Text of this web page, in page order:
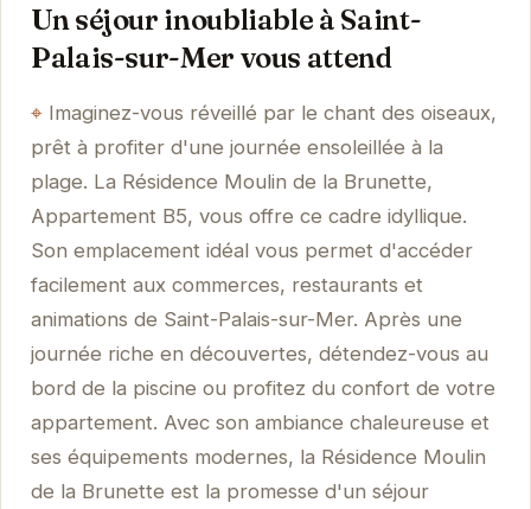
Un séjour inoubliable à Saint-
Palais-sur-Mer vous attend
Imaginez-vous réveillé par le chant des oiseaux,
prêt à profiter d'une journée ensoleillée à la
plage. La Résidence Moulin de la Brunette,
Appartement B5, vous offre ce cadre idyllique.
Son emplacement idéal vous permet d'accéder
facilement aux commerces, restaurants et
animations de Saint-Palais-sur-Mer. Après une
journée riche en découvertes, détendez-vous au
bord de la piscine ou profitez du confort de votre
appartement. Avec son ambiance chaleureuse et
ses équipements modernes, la Résidence Moulin
de la Brunette est la promesse d'un séjour